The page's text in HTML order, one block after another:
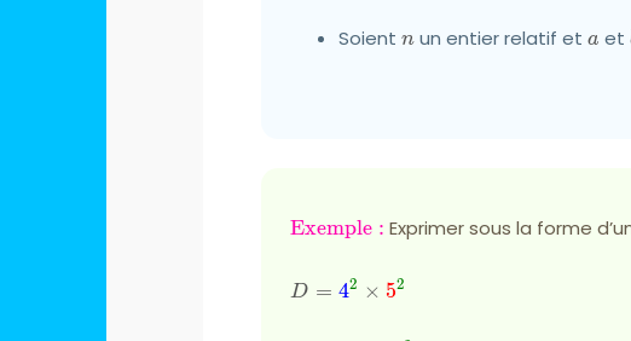
Soient n
n un entier relatif et a
a et
\pink{\text{Exemple
Exemple : Exprimer sous la forme
D={\color{blue}
D = 42 × 52